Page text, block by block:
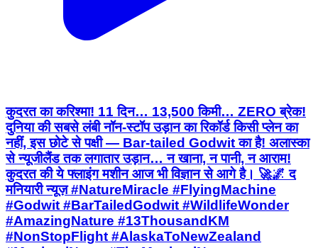
कुदरत का करिश्मा! 11 दिन… 13,500 किमी… ZERO ब्रेक!
दुनिया की सबसे लंबी नॉन-स्टॉप उड़ान का रिकॉर्ड किसी प्लेन का
नहीं, इस छोटे से पक्षी — Bar-tailed Godwit का है! अलास्का
से न्यूजीलैंड तक लगातार उड़ान… न खाना, न पानी, न आराम!
कुदरत की ये फ्लाइंग मशीन आज भी विज्ञान से आगे है। 🚀🌌 द
मनियारी न्यूज़ #NatureMiracle #FlyingMachine
#Godwit #BarTailedGodwit #WildlifeWonder
#AmazingNature #13ThousandKM
#NonStopFlight #AlaskaToNewZealand